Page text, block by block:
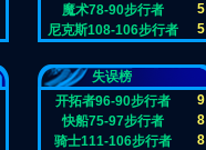
魔术78-90步行者
5
尼克斯108-106步行者
5
失误榜
开拓者96-90步行者
9
快船75-97步行者
8
骑士111-106步行者
8